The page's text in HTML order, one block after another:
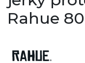
Rahue